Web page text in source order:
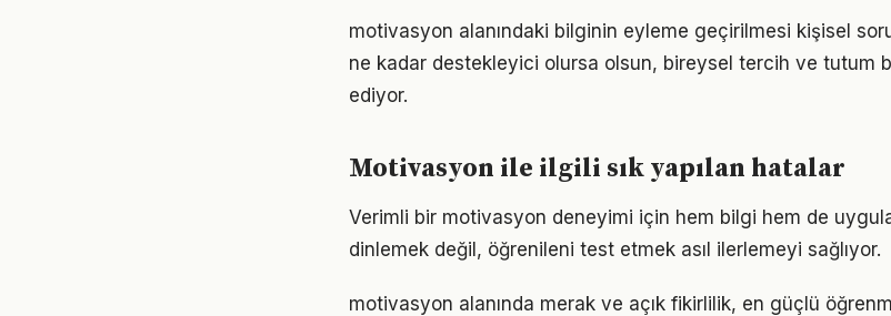
motivasyon alanındaki bilginin eyleme geçirilmesi kişisel
ne kadar destekleyici olursa olsun, bireysel tercih ve tutum
ediyor.
Motivasyon ile ilgili sık yapılan hatalar
Verimli bir motivasyon deneyimi için hem bilgi hem de
dinlemek değil, öğrenileni test etmek asıl ilerlemeyi sağlıyor.
motivasyon alanında merak ve açık fikirlilik, en güçlü